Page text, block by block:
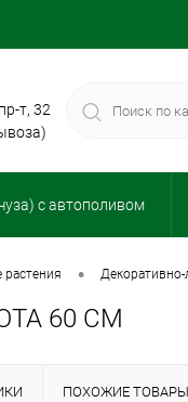
т, 32
с автополивом
растения •
60 СМ
ПОХОЖИЕ ТОВАРЫ